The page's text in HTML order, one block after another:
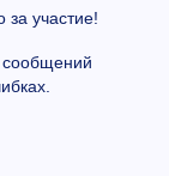
участие!
сообщений